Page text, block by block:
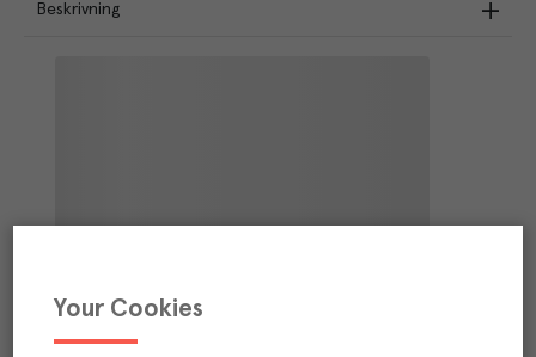
Beskrivning
Your Cookies